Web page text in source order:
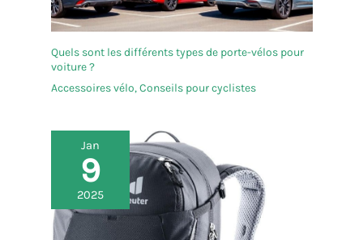
Quels sont les différents types de porte-vélos pour
voiture ?
Accessoires vélo,Conseils pour cyclistes
Jan
9
2025